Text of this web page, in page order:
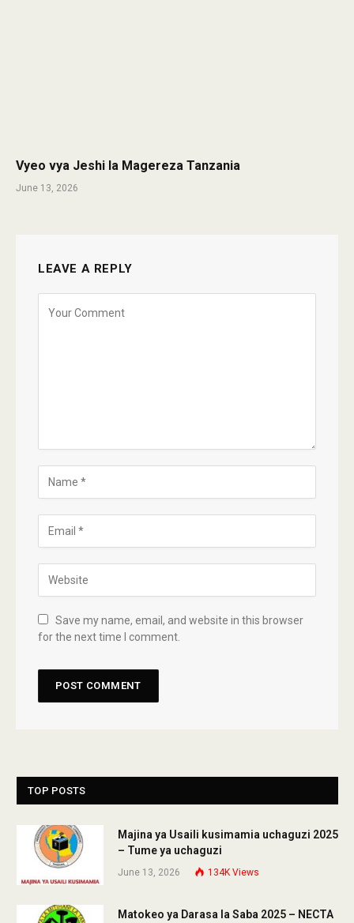
Vyeo vya Jeshi la Magereza Tanzania
June 13, 2026
LEAVE A REPLY
Save my name, email, and website in this browser
for the next time I comment.
TOP POSTS
Majina ya Usaili kusimamia uchaguzi 2025
– Tume ya uchaguzi
June 13, 2026 134K Views
Matokeo ya Darasa la Saba 2025 – NECTA